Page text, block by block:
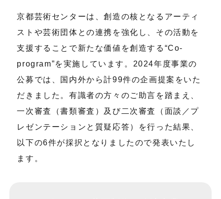
制作室の使用方法・募集要項
公募情報
ボランティア
京都芸術センターについて
京都芸術センターってどんなところ？
概要・理念・運営体制
連携事業のご案内
チケット情報
お知らせ
お問い合わせ
サイトポリシー&プライバシーポリシー
京都芸術センターは、創造の核となるアーティ
ストや芸術団体との連携を強化し、その活動を
支援することで新たな価値を創造する“Co-
program”を実施しています。2024年度事業の
公募では、国内外から計99件の企画提案をいた
だきました。有識者の方々のご助言を踏まえ、
一次審査（書類審査）及び二次審査（面談／プ
レゼンテーションと質疑応答）を行った結果、
以下の6件が採択となりましたので発表いたし
ます。